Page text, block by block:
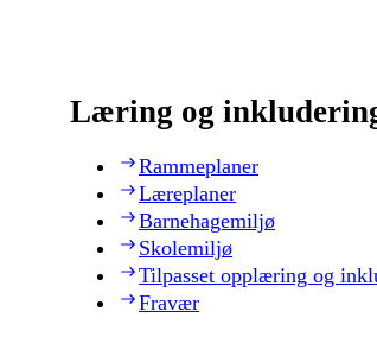
Læring og
Rammeplaner
Læreplaner
Barnehagemiljø
Skolemiljø
Tilpasset opplæring og
Fravær